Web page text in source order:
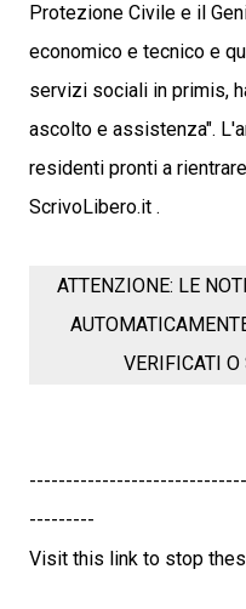
Protezione Civile e il
economico e tecnico e
servizi sociali in primis,
ascolto e assistenza".
residenti pronti a
ScrivoLibero.it .
ATTENZIONE: LE
VERIFICATI
---------
Visit this link to stop